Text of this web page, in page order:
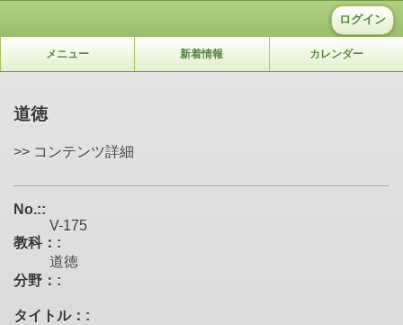
ログイン
メニュー 新着情報 カレンダー
道徳
>> コンテンツ詳細
No.::
V-175
教科：:
道徳
分野：:
タイトル：: